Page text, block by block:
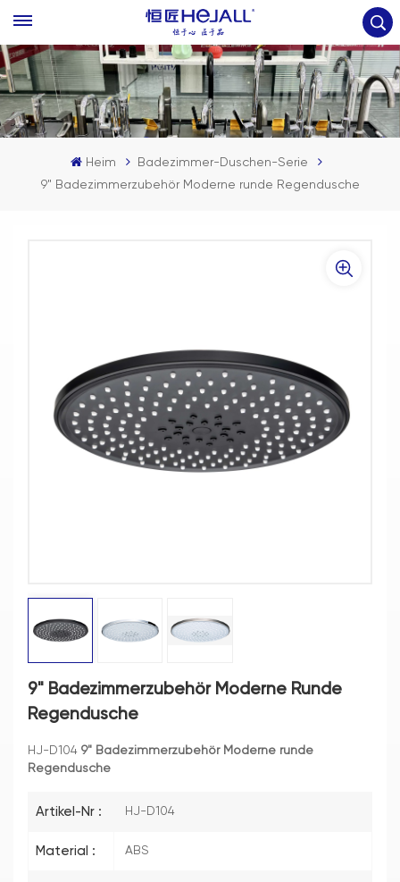
Heim
Badezimmer-Duschen-Serie
9" Badezimmerzubehör Moderne runde Regendusche
9" Badezimmerzubehör Moderne Runde
Regendusche
HJ-D104 9" Badezimmerzubehör Moderne runde
Regendusche
Artikel-Nr : HJ-D104
Material : ABS